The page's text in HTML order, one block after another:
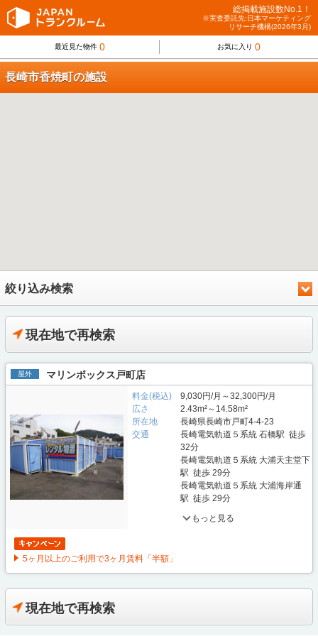
総掲載施設数No.1！
※実査委託先:日本マーケティング
リサーチ機構(2026年3月)
最近見た物件 0 お気に入り 0
長崎市香焼町の施設
絞り込み検索
現在地で再検索
屋外 マリンボックス戸町店
料金(税込)
9,030円/月～32,300円/月
広さ
2.43m²～14.58m²
所在地
長崎県長崎市戸町4-4-23
交通
長崎電気軌道５系統 石橋駅 徒歩
32分
長崎電気軌道５系統 大浦天主堂下
駅 徒歩 29分
長崎電気軌道５系統 大浦海岸通
駅 徒歩 29分
もっと見る
5ヶ月以上のご利用で3ヶ月賃料「半額」
現在地で再検索